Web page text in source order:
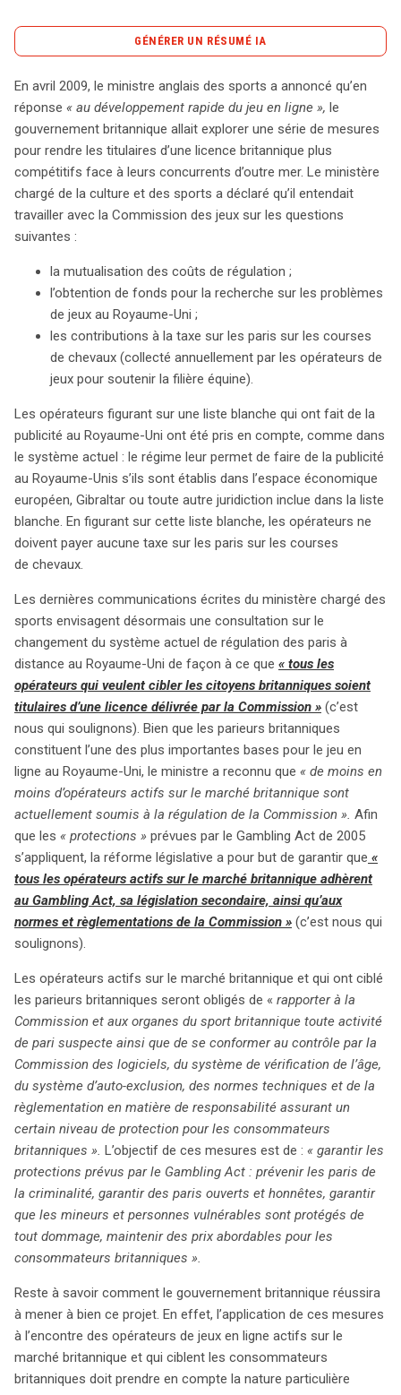
GÉNÉRER UN RÉSUMÉ IA
En avril 2009, le gouvernement britannique a annoncé
son intention de réformer la régulation des paris en ligne
pour renforcer la compétitivité des opérateurs locaux
face à la concurrence étrangère. Le ministre des Sports
a proposé une série de mesures visant à mutualiser les
coûts de régulation et à financer la recherche sur les
problèmes liés aux jeux. Un des enjeux majeurs est de
britanniques détiennent une licence délivrée par la
Commission des jeux. Actuellement, seuls les
opérateurs figurant sur une liste blanche peuvent faire
de la publicité au Royaume-Uni sans payer de taxes sur
les paris. La réforme vise à garantir que les protections
prévues par le Gambling Act de 2005 s’appliquent à tous
les acteurs du marché. Cela inclut des obligations de
rapporter des activités de paris suspectes et de
respecter des normes de protection des
consommateurs, notamment pour les mineurs et les
personnes vulnérables. Cependant, la mise en œuvre de
ces mesures devra tenir compte des spécificités
d’Internet et des règles européennes. Récemment, un
arrêt de la Cour de justice européenne a renforcé la
réformes. Si le Royaume-Uni s’engage dans cette voie, il
pourrait bien s’inspirer des modèles réglementaires
italiens et français, signalant ainsi un changement
potentiel dans le paysage européen des jeux en ligne.
En avril 2009, le ministre anglais des sports a annoncé qu’en
réponse « au développement rapide du jeu en ligne », le
gouvernement britannique allait explorer une série de mesures
pour rendre les titulaires d’une licence britannique plus
compétitifs face à leurs concurrents d’outre mer. Le ministère
chargé de la culture et des sports a déclaré qu’il entendait
travailler avec la Commission des jeux sur les questions
suivantes :
la mutualisation des coûts de régulation ;
l’obtention de fonds pour la recherche sur les problèmes
de jeux au Royaume-Uni ;
les contributions à la taxe sur les paris sur les courses
de chevaux (collecté annuellement par les opérateurs de
jeux pour soutenir la filière équine).
Les opérateurs figurant sur une liste blanche qui ont fait de la
publicité au Royaume-Uni ont été pris en compte, comme dans
le système actuel : le régime leur permet de faire de la publicité
au Royaume-Unis s’ils sont établis dans l’espace économique
européen, Gibraltar ou toute autre juridiction inclue dans la liste
blanche. En figurant sur cette liste blanche, les opérateurs ne
doivent payer aucune taxe sur les paris sur les courses
de chevaux.
Les dernières communications écrites du ministère chargé des
sports envisagent désormais une consultation sur le
changement du système actuel de régulation des paris à
distance au Royaume-Uni de façon à ce que « tous les
opérateurs qui veulent cibler les citoyens britanniques soient
titulaires d’une licence délivrée par la Commission » (c’est
nous qui soulignons). Bien que les parieurs britanniques
constituent l’une des plus importantes bases pour le jeu en
ligne au Royaume-Uni, le ministre a reconnu que « de moins en
moins d’opérateurs actifs sur le marché britannique sont
actuellement soumis à la régulation de la Commission ». Afin
que les « protections » prévues par le Gambling Act de 2005
s’appliquent, la réforme législative a pour but de garantir que «
tous les opérateurs actifs sur le marché britannique adhèrent
au Gambling Act, sa législation secondaire, ainsi qu’aux
normes et règlementations de la Commission » (c’est nous qui
soulignons).
Les opérateurs actifs sur le marché britannique et qui ont ciblé
les parieurs britanniques seront obligés de « rapporter à la
Commission et aux organes du sport britannique toute activité
de pari suspecte ainsi que de se conformer au contrôle par la
Commission des logiciels, du système de vérification de l’âge,
du système d’auto-exclusion, des normes techniques et de la
règlementation en matière de responsabilité assurant un
certain niveau de protection pour les consommateurs
britanniques ». L’objectif de ces mesures est de : « garantir les
protections prévus par le Gambling Act : prévenir les paris de
la criminalité, garantir des paris ouverts et honnêtes, garantir
que les mineurs et personnes vulnérables sont protégés de
tout dommage, maintenir des prix abordables pour les
consommateurs britanniques ».
Reste à savoir comment le gouvernement britannique réussira
à mener à bien ce projet. En effet, l’application de ces mesures
à l’encontre des opérateurs de jeux en ligne actifs sur le
marché britannique et qui ciblent les consommateurs
britanniques doit prendre en compte la nature particulière